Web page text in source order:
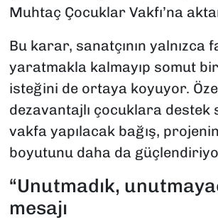
Muhtaç Çocuklar Vakfı’na
Bu karar, sanatçının yalnızca
yaratmakla kalmayıp somut
isteğini de ortaya koyuyor.
dezavantajlı çocuklara destek
vakfa yapılacak bağış,
boyutunu daha da
“Unutmadık,
mesajı